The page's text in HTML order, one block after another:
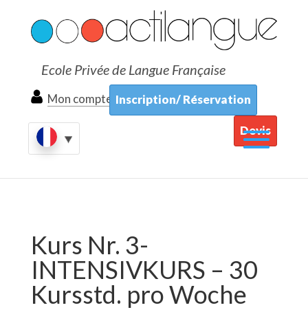
Ecole Privée de Langue Française
Mon compte Inscription/ Réservation
Devis
Kurs Nr. 3-
INTENSIVKURS – 30
Kursstd. pro Woche